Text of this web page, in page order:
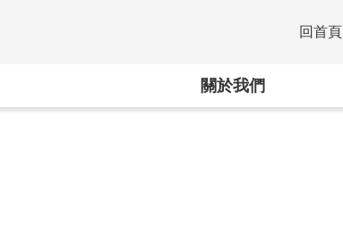
:::
回首頁
關於我們